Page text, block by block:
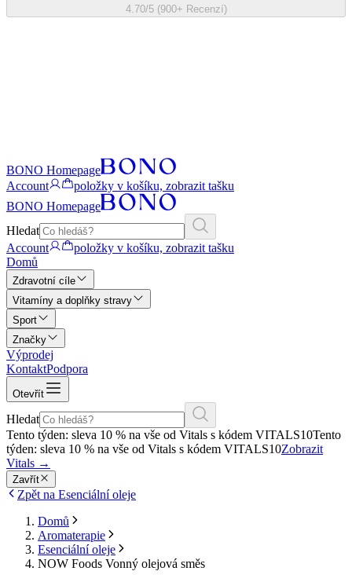
4.70/5 (900+ Recenzí)
BONO Homepage
Account
položky v košíku, zobrazit tašku
BONO Homepage
Hledat
Account
položky v košíku, zobrazit tašku
Domů
Zdravotní cíle
Vitamíny a doplňky stravy
Sport
Značky
Výprodej
KontaktPodpora
Otevřít
Hledat
Tento týden: sleva 10 % na vše od Vitals s kódem VITALS10Tento
týden: sleva 10 % na vše od Vitals s kódem VITALS10Zobrazit
Vitals →
Zavřít
Zpět na Esenciální oleje
Domů
Aromaterapie
Esenciální oleje
NOW Foods Vonný olejová směs